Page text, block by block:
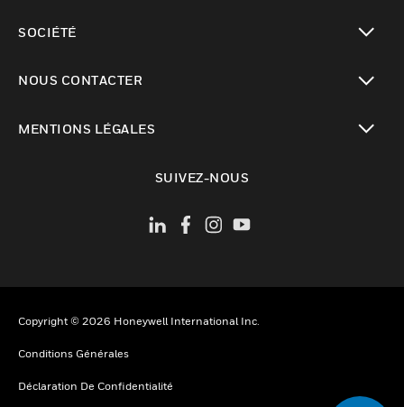
SOCIÉTÉ
NOUS CONTACTER
MENTIONS LÉGALES
SUIVEZ-NOUS
Copyright © 2026 Honeywell International Inc.
Conditions Générales
Déclaration De Confidentialité